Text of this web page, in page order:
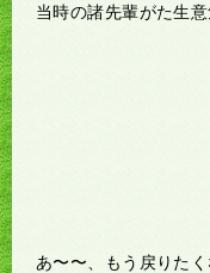
当時の諸先輩がた生
あ〜〜、もう戻りた